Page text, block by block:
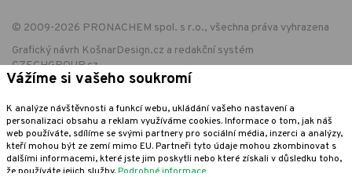
© 2009-2026 PRONACHEM spol. s r.o., všechna práva vyhrazena
Grafický návrh KošnarDesign.cz a redakční systém
CZECHGROUP.cz
EET - označení provozovny:
Podle zákona o evidenci tržeb je prodávající povinen vystavit kupujícímu
účtenku. Zároveň je povinen zaevidovat přijatou tržbu u správce daně
online; v případě technického výpadku pak nejpozději do 48 hodin.
Vážíme si vašeho soukromí
K analýze návštěvnosti a funkcí webu, ukládání vašeho nastavení a
personalizaci obsahu a reklam využíváme cookies. Informace o tom, jak náš
web používáte, sdílíme se svými partnery pro sociální média, inzerci a analýzy,
kteří mohou být ze zemí mimo EU. Partneři tyto údaje mohou zkombinovat s
dalšími informacemi, které jste jim poskytli nebo které získali v důsledku toho,
že používáte jejich služby.Podrobné informace